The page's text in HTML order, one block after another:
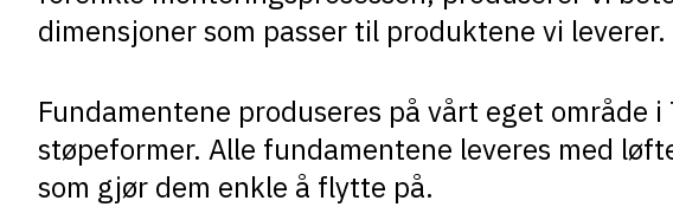
dimensjoner som passer til produktene vi leverer.
Fundamentene produseres på vårt eget område i
støpeformer. Alle fundamentene leveres med
som gjør dem enkle å flytte på.